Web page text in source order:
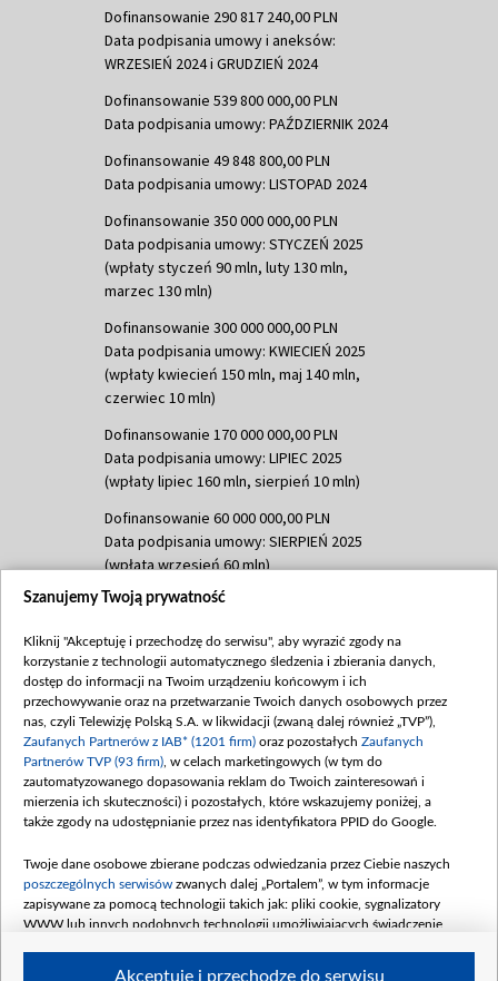
Dofinansowanie 290 817 240,00 PLN
Data podpisania umowy i aneksów:
WRZESIEŃ 2024 i GRUDZIEŃ 2024
Dofinansowanie 539 800 000,00 PLN
Data podpisania umowy: PAŹDZIERNIK 2024
Dofinansowanie 49 848 800,00 PLN
Data podpisania umowy: LISTOPAD 2024
Dofinansowanie 350 000 000,00 PLN
Data podpisania umowy: STYCZEŃ 2025
(wpłaty styczeń 90 mln, luty 130 mln,
marzec 130 mln)
Dofinansowanie 300 000 000,00 PLN
Data podpisania umowy: KWIECIEŃ 2025
(wpłaty kwiecień 150 mln, maj 140 mln,
czerwiec 10 mln)
Dofinansowanie 170 000 000,00 PLN
Data podpisania umowy: LIPIEC 2025
(wpłaty lipiec 160 mln, sierpień 10 mln)
Dofinansowanie 60 000 000,00 PLN
Data podpisania umowy: SIERPIEŃ 2025
(wpłata wrzesień 60 mln)
Dofinansowanie 635 783 051,21 PLN
(wpłata wrzesień 100 mln, październik 350
mln, listopad 265 mln)
Dofinansowanie 48 862 000,00 PLN
Data podpisania umowy: GRUDZIEŃ 2025
(wpłata grudzień 60,548 mln)
Dofinansowanie 900 000 000,00 PLN
Data podpisania umowy: LUTY 2026 (wpłata
kwiecień 180 mln, 7 maja 180 mln, 8
czerwca 90 mln)
Dofinansowanie 250 000 000,00 PLN
4 sierpnia 250 mln
Szanujemy Twoją prywatność
Kliknij "Akceptuję i przechodzę do serwisu", aby wyrazić zgody na
korzystanie z technologii automatycznego śledzenia i zbierania danych,
dostęp do informacji na Twoim urządzeniu końcowym i ich
przechowywanie oraz na przetwarzanie Twoich danych osobowych przez
nas, czyli Telewizję Polską S.A. w likwidacji (zwaną dalej również „TVP”),
Zaufanych Partnerów z IAB* (1201 firm) oraz pozostałych Zaufanych
Partnerów TVP (93 firm) , w celach marketingowych (w tym do
zautomatyzowanego dopasowania reklam do Twoich zainteresowań i
mierzenia ich skuteczności) i pozostałych, które wskazujemy poniżej, a
także zgody na udostępnianie przez nas identyfikatora PPID do Google.
Twoje dane osobowe zbierane podczas odwiedzania przez Ciebie naszych
poszczególnych serwisów zwanych dalej „Portalem”, w tym informacje
zapisywane za pomocą technologii takich jak: pliki cookie, sygnalizatory
WWW lub innych podobnych technologii umożliwiających świadczenie
Akceptuję i przechodzę do serwisu